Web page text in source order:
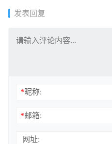
发表回复
*昵称:
*邮箱:
网址: